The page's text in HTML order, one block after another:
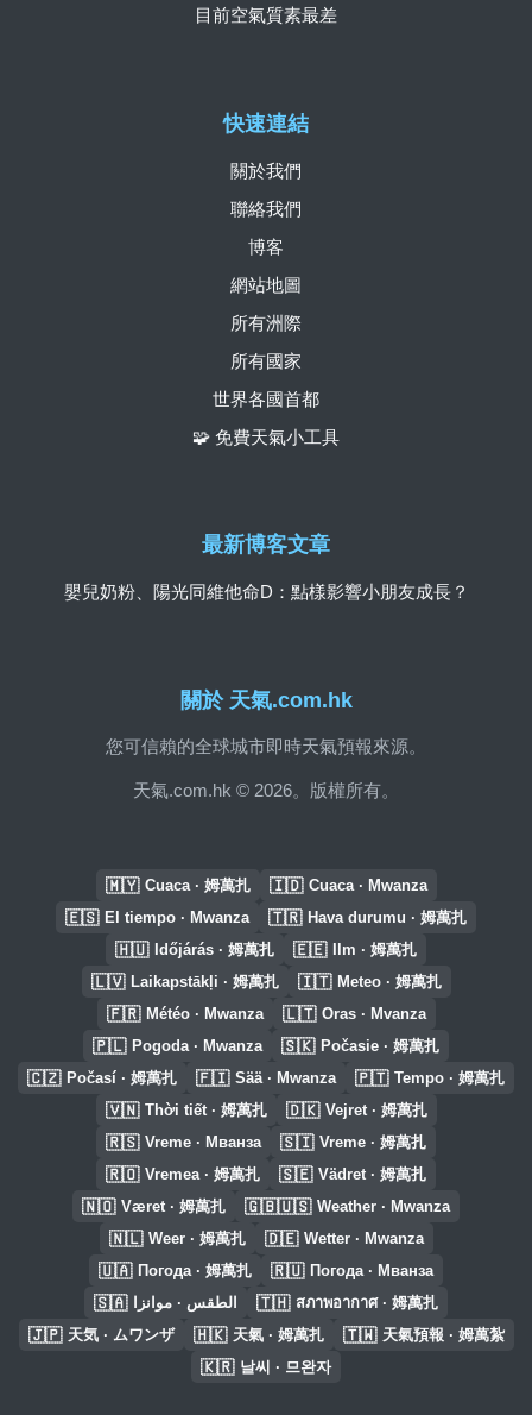
關於 天氣.com.hk
您可信賴的全球城市即時天氣預報來源。
天氣.com.hk © 2026。版權所有。
快速連結
關於我們
聯絡我們
博客
網站地圖
所有洲際
所有國家
世界各國首都
🧩 免費天氣小工具
目前空氣質素最差
最新博客文章
嬰兒奶粉、陽光同維他命D：點樣影響小朋友成長？
🇲🇾 Cuaca · 姆萬扎 🇮🇩 Cuaca · Mwanza
🇪🇸 El tiempo · Mwanza 🇹🇷 Hava durumu · 姆萬扎
🇭🇺 Időjárás · 姆萬扎 🇪🇪 Ilm · 姆萬扎
🇱🇻 Laikapstākļi · 姆萬扎 🇮🇹 Meteo · 姆萬扎
🇫🇷 Météo · Mwanza 🇱🇹 Oras · Mvanza
🇵🇱 Pogoda · Mwanza 🇸🇰 Počasie · 姆萬扎
🇨🇿 Počasí · 姆萬扎 🇫🇮 Sää · Mwanza 🇵🇹 Tempo · 姆萬扎
🇻🇳 Thời tiết · 姆萬扎 🇩🇰 Vejret · 姆萬扎
🇷🇸 Vreme · Мванза 🇸🇮 Vreme · 姆萬扎
🇷🇴 Vremea · 姆萬扎 🇸🇪 Vädret · 姆萬扎
🇳🇴 Været · 姆萬扎 🇬🇧🇺🇸 Weather · Mwanza
🇳🇱 Weer · 姆萬扎 🇩🇪 Wetter · Mwanza
🇺🇦 Погода · 姆萬扎 🇷🇺 Погода · Мванза
🇸🇦 الطقس · موانزا 🇹🇭 สภาพอากาศ · 姆萬扎
🇯🇵 天気 · ムワンザ 🇭🇰 天氣 · 姆萬扎 🇹🇼 天氣預報 · 姆萬紮
🇰🇷 날씨 · 므완자